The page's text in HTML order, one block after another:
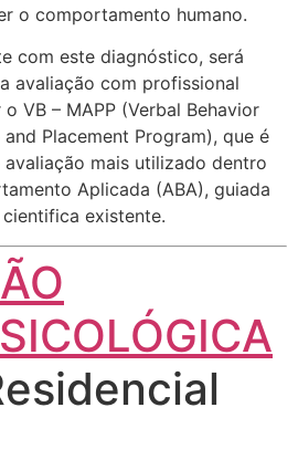
o comportamento humano.
com este diagnóstico, será
avaliação com profissional
VB – MAPP (Verbal Behavior
Placement Program), que é
mais utilizado dentro
Aplicada (ABA), guiada
existente.